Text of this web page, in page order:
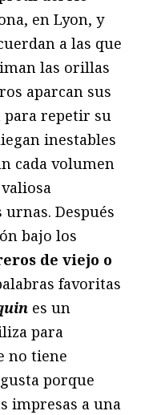
en Lyon, y
a las que
las orillas
aparcan sus
para repetir su
inestables
cada volumen
Después
bajo los
de viejo o
favoritas
es un
para
no tiene
porque
impresas a una